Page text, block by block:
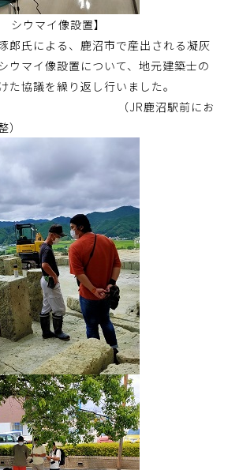
シウマイ像設置】
郎氏による、鹿沼市で産出される凝灰
ウマイ像設置について、地元建築士の
た協議を繰り返し行いました。
場） （JR鹿沼駅前にお
）